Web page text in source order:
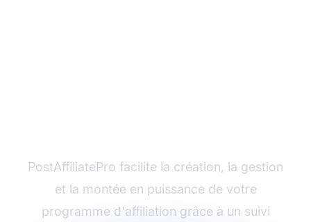
PostAffiliatePro facilite la création, la gestion
et la montée en puissance de votre
programme d'affiliation grâce à un suivi